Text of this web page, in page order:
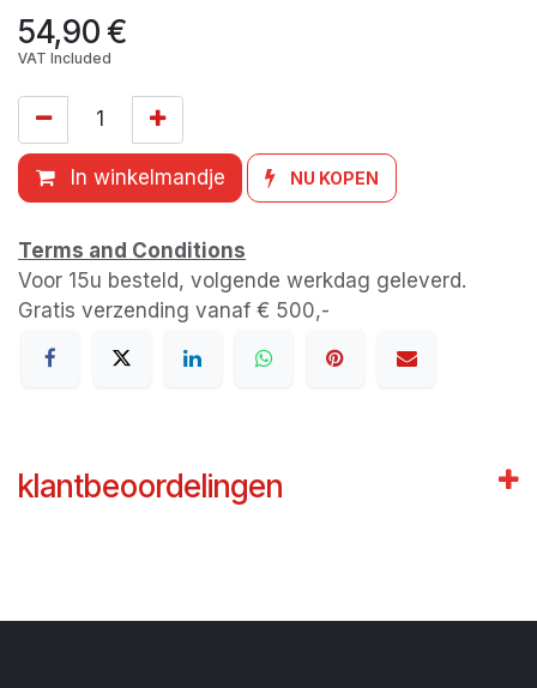
54,90€
VAT Included
In winkelmandje NU KOPEN
Terms and Conditions
Voor 15u besteld, volgende werkdag geleverd.
Gratis verzending vanaf € 500,-
klantbeoordelingen